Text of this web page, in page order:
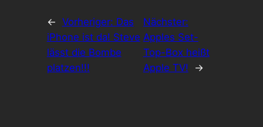
← Vorheriger: Das
iPhone ist da! Steve
lässt die Bombe
platzen!!!
Nächster:
Apples Set-
Top-Box heißt
Apple TV!
→